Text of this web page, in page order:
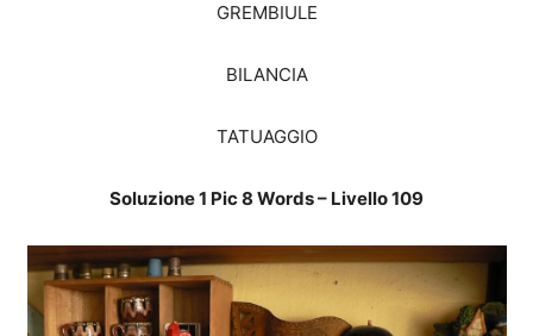
GREMBIULE
BILANCIA
TATUAGGIO
Soluzione 1 Pic 8 Words – Livello 109